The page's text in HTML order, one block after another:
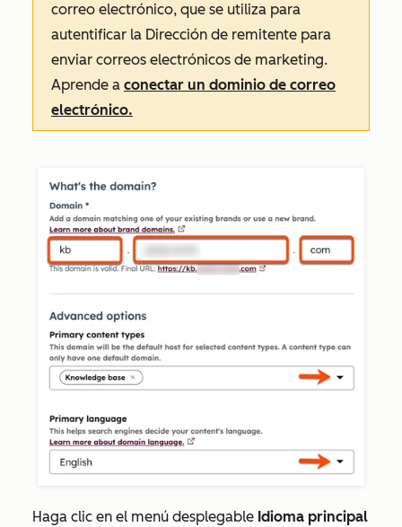
correo electrónico, que se utiliza para
autentificar la Dirección de remitente para
enviar correos electrónicos de marketing.
Aprende a conectar un dominio de correo
electrónico.
Haga clic en el menú desplegable Idioma principal